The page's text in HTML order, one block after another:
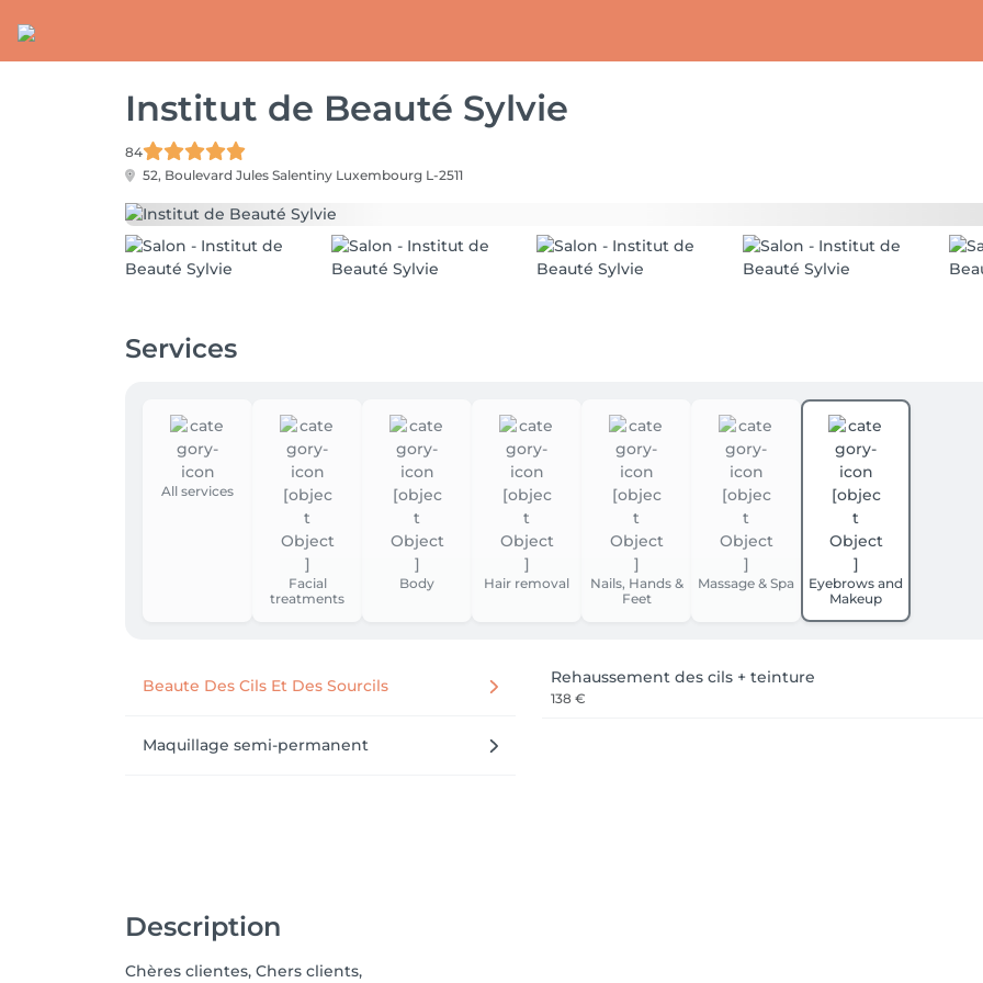
Institut de Beauté Sylvie
84
52, Boulevard Jules Salentiny Luxembourg L-2511
Services
All services
Facial
treatments
Body Hair removal
Nails, Hands &
Feet
Massage & Spa
Eyebrows and
Makeup
Beaute Des Cils Et Des Sourcils
Maquillage semi-permanent
Rehaussement des cils + teinture
138 €
Description
Chères clientes, Chers clients,